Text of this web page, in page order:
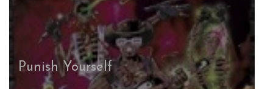
Punish Yourself